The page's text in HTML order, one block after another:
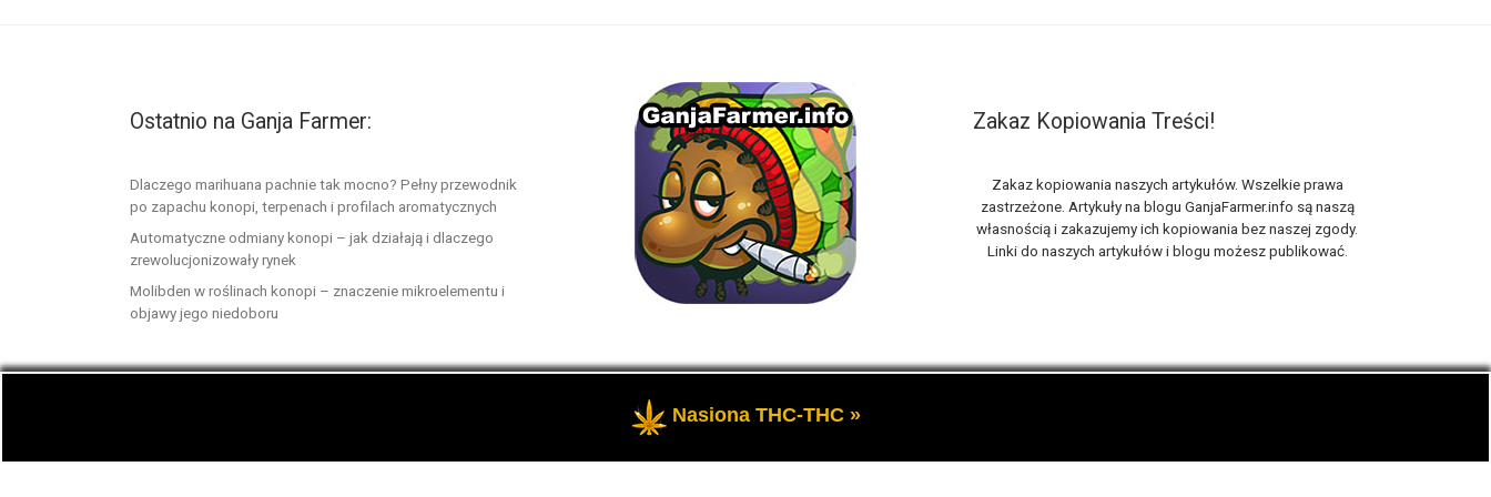
Ostatnio na Ganja Farmer:
Dlaczego marihuana pachnie tak mocno? Pełny przewodnik
po zapachu konopi, terpenach i profilach aromatycznych
Automatyczne odmiany konopi – jak działają i dlaczego
zrewolucjonizowały rynek
Molibden w roślinach konopi – znaczenie mikroelementu i
objawy jego niedoboru
Zakaz Kopiowania Treści!
Zakaz kopiowania naszych artykułów. Wszelkie prawa
zastrzeżone. Artykuły na blogu GanjaFarmer.info są naszą
własnością i zakazujemy ich kopiowania bez naszej zgody.
Linki do naszych artykułów i blogu możesz publikować.
- Marihuana THC i rośliny konopi oraz cannabis CBD, to tematyka blogu konopnego Ganja Farmer.
Nasiona THC-THC »